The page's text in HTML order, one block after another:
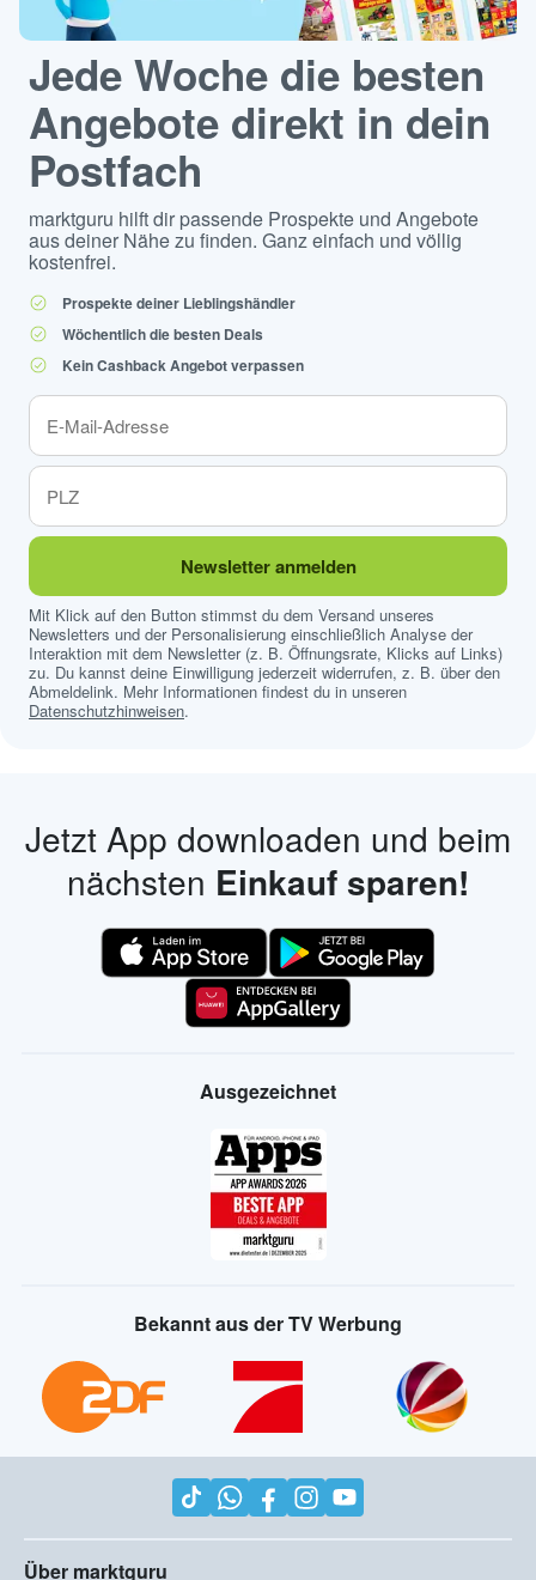
Jede Woche die besten
Angebote direkt in dein
Postfach
marktguru hilft dir passende Prospekte und Angebote
aus deiner Nähe zu finden. Ganz einfach und völlig
kostenfrei.
Prospekte deiner Lieblingshändler
Wöchentlich die besten Deals
Kein Cashback Angebot verpassen
Newsletter anmelden
Mit Klick auf den Button stimmst du dem Versand unseres
Newsletters und der Personalisierung einschließlich Analyse der
Interaktion mit dem Newsletter (z. B. Öffnungsrate, Klicks auf Links)
zu. Du kannst deine Einwilligung jederzeit widerrufen, z. B. über den
Abmeldelink. Mehr Informationen findest du in unseren
Datenschutzhinweisen.
Jetzt App downloaden und beim
nächsten Einkauf sparen!
Ausgezeichnet
Bekannt aus der TV Werbung
Über marktguru